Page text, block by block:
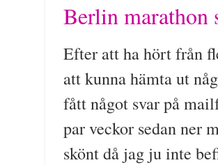
Berlin marathon
Efter att ha hört från
att kunna hämta ut
fått något svar på
par veckor sedan ner
skönt då jag ju inte